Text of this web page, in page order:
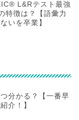
L&Rテスト最強
特徴は？【語彙力
いを卒業】
分かる？【一番早
介！】